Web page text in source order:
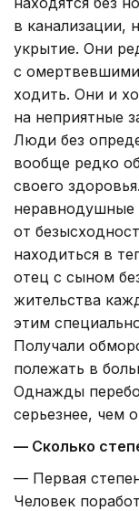
в канализации,
укрытие. Они
с
ходить. Они и
на неприятные
Люди без
вообще редко
своего
неравнодушные
от
находиться в
отец с сыном
жительства
этим
Получали
полежать в
Однажды
серьезнее, чем
— Сколько
— Первая
Человек